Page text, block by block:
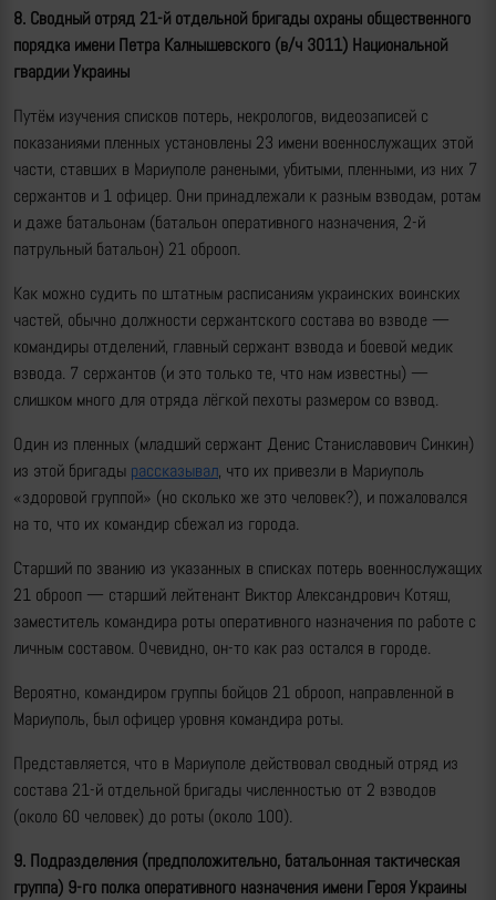
8. Сводный отряд 21-й отдельной бригады охраны общественного
порядка имени Петра Калнышевского (в/ч 3011) Национальной
гвардии Украины
Путём изучения списков потерь, некрологов, видеозаписей с
показаниями пленных установлены 23 имени военнослужащих этой
части, ставших в Мариуполе ранеными, убитыми, пленными, из них 7
сержантов и 1 офицер. Они принадлежали к разным взводам, ротам
и даже батальонам (батальон оперативного назначения, 2-й
патрульный батальон) 21 оброоп.
Как можно судить по штатным расписаниям украинских воинских
частей, обычно должности сержантского состава во взводе —
командиры отделений, главный сержант взвода и боевой медик
взвода. 7 сержантов (и это только те, что нам известны) —
слишком много для отряда лёгкой пехоты размером со взвод.
Один из пленных (младший сержант Денис Станиславович Синкин)
из этой бригады рассказывал, что их привезли в Мариуполь
«здоровой группой» (но сколько же это человек?), и пожаловался
на то, что их командир сбежал из города.
Старший по званию из указанных в списках потерь военнослужащих
21 оброоп — старший лейтенант Виктор Александрович Котяш,
заместитель командира роты оперативного назначения по работе с
личным составом. Очевидно, он-то как раз остался в городе.
Вероятно, командиром группы бойцов 21 оброоп, направленной в
Мариуполь, был офицер уровня командира роты.
Представляется, что в Мариуполе действовал сводный отряд из
состава 21-й отдельной бригады численностью от 2 взводов
(около 60 человек) до роты (около 100).
9. Подразделения (предположительно, батальонная тактическая
группа) 9-го полка оперативного назначения имени Героя Украины